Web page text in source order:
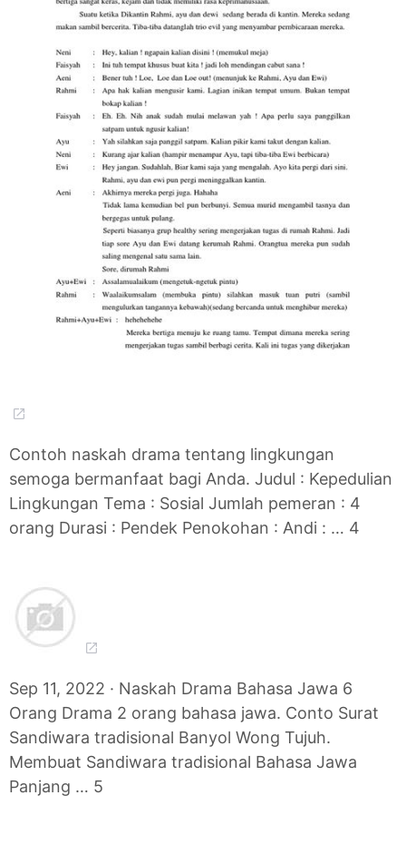
Contoh naskah drama tentang lingkungan
semoga bermanfaat bagi Anda. Judul : Kepedulian
Lingkungan Tema : Sosial Jumlah pemeran : 4
orang Durasi : Pendek Penokohan : Andi : … 4
Sep 11, 2022 · Naskah Drama Bahasa Jawa 6
Orang Drama 2 orang bahasa jawa. Conto Surat
Sandiwara tradisional Banyol Wong Tujuh.
Membuat Sandiwara tradisional Bahasa Jawa
Panjang … 5